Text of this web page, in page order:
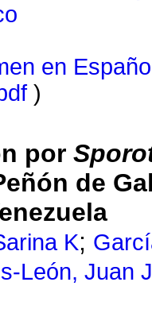
en
)
por
de
K;
León, Juan J